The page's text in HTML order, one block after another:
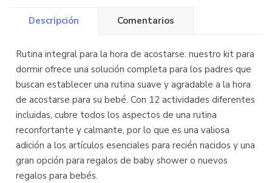
Descripción Comentarios
Rutina integral para la hora de acostarse: nuestro kit para
dormir ofrece una solución completa para los padres que
buscan establecer una rutina suave y agradable a la hora
de acostarse para su bebé. Con 12 actividades diferentes
incluidas, cubre todos los aspectos de una rutina
reconfortante y calmante, por lo que es una valiosa
adición a los artículos esenciales para recién nacidos y una
gran opción para regalos de baby shower o nuevos
regalos para bebés.